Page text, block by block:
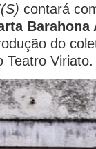
contará
Barahona
do
Teatro Viriato.